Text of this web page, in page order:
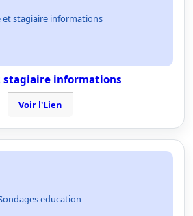
et stagiaire informations
stagiaire informations
Voir l'Lien
education